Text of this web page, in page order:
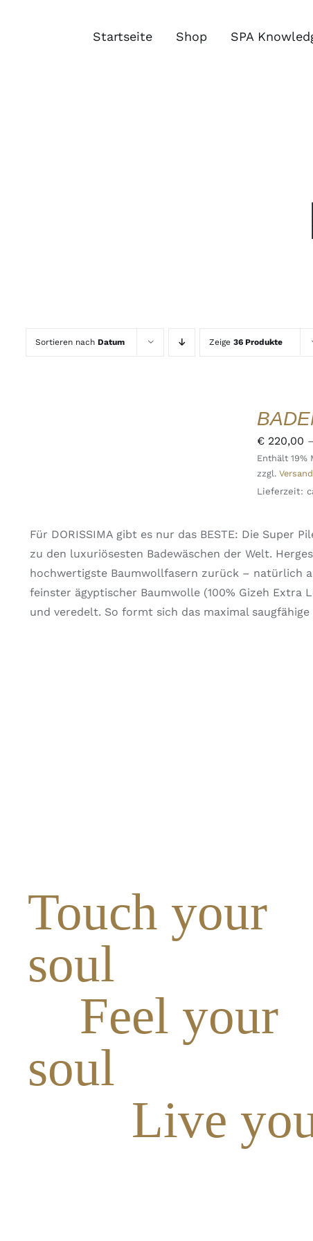
Startseite Shop SPA
Sortieren nach Datum Zeige 36 Produkte
AUF
DER
PRODUKTSEITE
GEWÄHLT
WERDEN
€220,00
Enthält 19%
zzgl. Versand
Lieferzeit:
Für DORISSIMA gibt es nur das BESTE: Die Super
zu den luxuriösesten Badewäschen der Welt.
hochwertigste Baumwollfasern zurück – natürlich
feinster ägyptischer Baumwolle (100% Gizeh Extra
und veredelt. So formt sich das maximal
Touch your
soul
Feel your
soul
Live